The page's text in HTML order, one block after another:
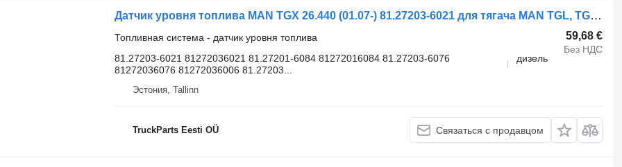
Датчик уровня топлива MAN TGX 26.440 (01.07-) 81.27203-6021 для тягача MAN TGL, TGM, TGS, TGX (2005-2021)
59,68 €
Без НДС
Топливная система - датчик уровня топлива
81.27203-6021 81272036021 81.27201-6084 81272016084 81.27203-6076
81272036076 81272036006 81.27203...
дизель
Эстония, Tallinn
TruckParts Eesti OÜ Связаться с продавцом